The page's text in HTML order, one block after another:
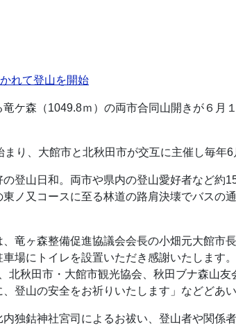
れて登山を開始
ケ森（1049.8ｍ）の両市合同山開きが６月
り、大館市と北秋田市が交互に主催し毎年6
登山日和。両市や県内の登山愛好者など約
ノ又コースに至る林道の路肩決壊でバスの
竜ヶ森整備促進協議会会長の小畑元大館市
場にトイレを設置いただき感謝いたします
北秋田市・大館市観光協会、秋田ブナ森山
登山の安全をお祈りいたします」などどあい
独鈷神社宮司によるお祓い、登山者や関係